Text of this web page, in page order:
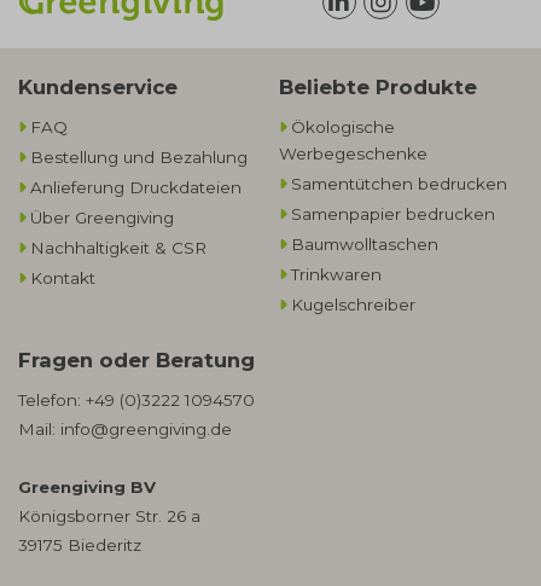
Kundenservice
FAQ
Bestellung und Bezahlung
Anlieferung Druckdateien
Über Greengiving
Nachhaltigkeit & CSR
Kontakt
Beliebte Produkte
Ökologische
Werbegeschenke​
Samentütchen bedrucken
Samenpapier bedrucken
Baumwolltaschen​
Trinkwaren
Kugelschreiber
Fragen oder Beratung
Telefon: +49 (0)3222 1094570
Mail: info@greengiving.de
Greengiving BV
Königsborner Str. 26 a
39175 Biederitz